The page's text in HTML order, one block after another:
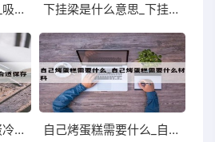
能吸在墙上的叫什么_吸附墙壁的东西 下挂梁是什么意思_下挂梁有什么好处
鸡蛋冷藏多少度_鸡蛋冷藏多少度合适保存 自己烤蛋糕需要什么_自己烤蛋糕需要什么材料